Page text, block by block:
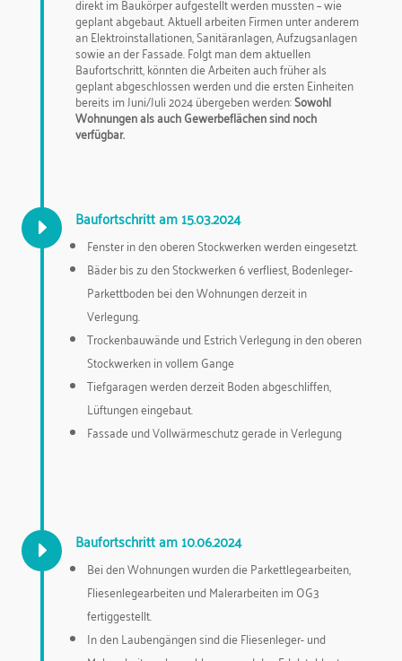
geplant abgebaut. Aktuell arbeiten Firmen unter anderem
an Elektroinstallationen, Sanitäranlagen, Aufzugsanlagen
sowie an der Fassade. Folgt man dem aktuellen
Baufortschritt, könnten die Arbeiten auch früher als
geplant abgeschlossen werden und die ersten Einheiten
bereits im Juni/Juli 2024 übergeben werden:Sowohl
Wohnungen als auch Gewerbeflächen sind noch
verfügbar.
E Baufortschritt am 15.03.2024
Fenster in den oberen Stockwerken werden eingesetzt.
Bäder bis zu den Stockwerken 6 verfliest, Bodenleger-
Parkettboden bei den Wohnungen derzeit in
Verlegung.
Trockenbauwände und Estrich Verlegung in den oberen
Stockwerken in vollem Gange
Tiefgaragen werden derzeit Boden abgeschliffen,
Lüftungen eingebaut.
Fassade und Vollwärmeschutz gerade in Verlegung
E Baufortschritt am 10.06.2024
Bei den Wohnungen wurden die Parkettlegearbeiten,
Fliesenlegearbeiten und Malerarbeiten im OG3
fertiggestellt.
In den Laubengängen sind die Fliesenleger- und